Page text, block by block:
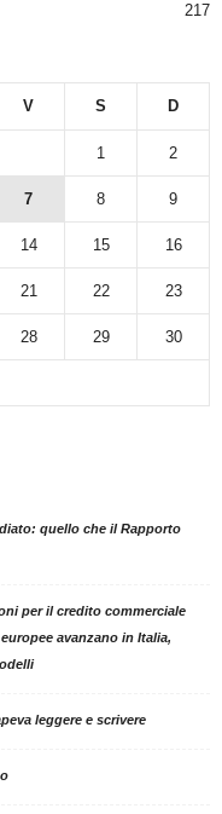
217
V S D
1 2
7 8 9
14 15 16
21 22 23
28 29 30
quello che il Rapporto
per il credito commerciale
avanzano in Italia,
leggere e scrivere